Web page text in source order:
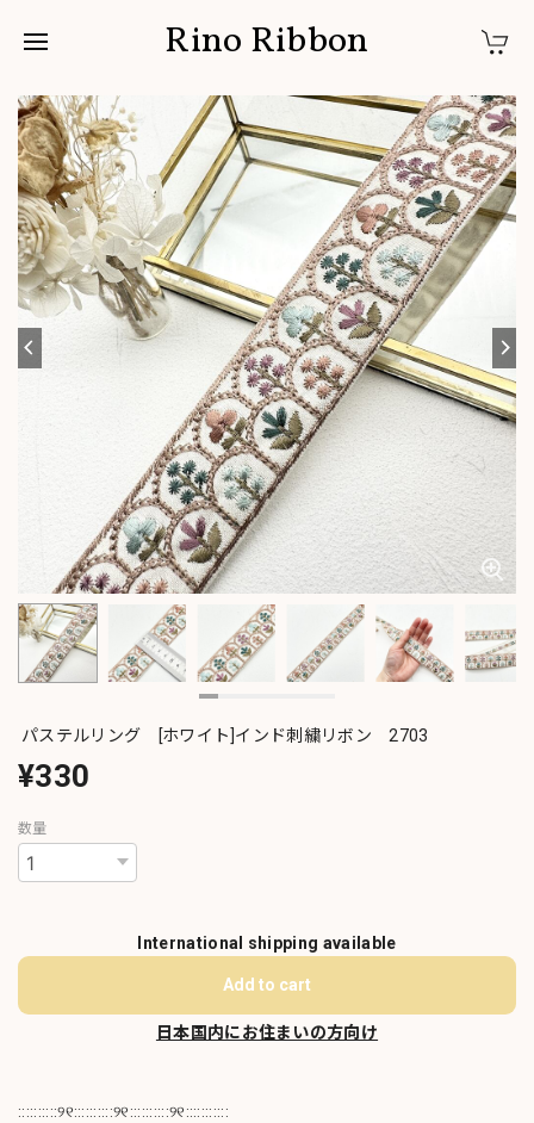
Rino Ribbon
パステルリング [ホワイト]インド刺繍リボン 2703
¥330
数量
International shipping available
Add to cart
日本国内にお住まいの方向け
::::::::::୨୧::::::::::୨୧::::::::::୨୧:::::::::::